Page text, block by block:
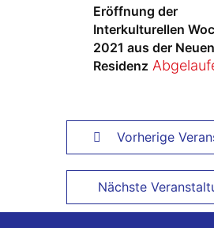
Eröffnung der
Interkulturellen
2021 aus der Neuen
Residenz
Vorherige
Nächste